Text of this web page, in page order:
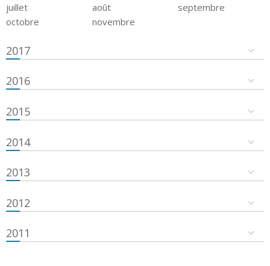
juillet
août
septembre
octobre
novembre
2017
2016
2015
2014
2013
2012
2011